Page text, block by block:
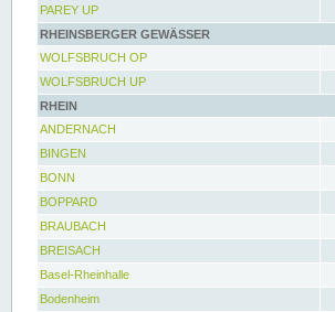
PAREY UP
RHEINSBERGER GEWÄSSER
WOLFSBRUCH OP
WOLFSBRUCH UP
RHEIN
ANDERNACH
BINGEN
BONN
BOPPARD
BRAUBACH
BREISACH
Basel-Rheinhalle
Bodenheim